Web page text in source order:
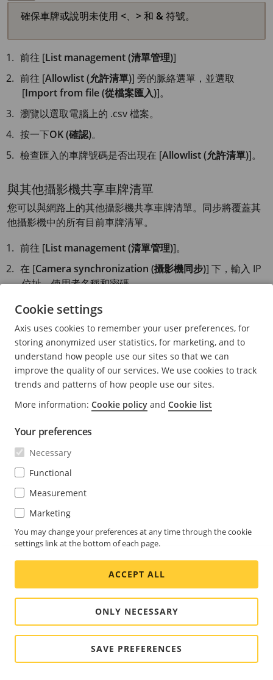
確保車牌或說明未使用 <、 >和 &符號。
前往 [List management (清單管理)]
前往 [Allowlist (允許清單)] 旁的脈絡選單，並選取
[Import from file (從檔案匯入)]。
瀏覽以選取電腦上的 .csv 檔案。
按一下OK (確認)。
檢查匯入的車牌號碼是否出現在 [Allowlist (允許清單)]。
與其他攝影機共享車牌清單
您可以與網路上的其他攝影機共享車牌清單。同步將覆蓋其
他攝影機中的所有目前車牌清單。
前往 [List management (清單管理)]。
在 [Camera synchronization (攝影機同步)] 下，輸入 IP
位址、使用者名稱和密碼。
按一下 [ +]。
按一下 [ Camera synchronization (攝影機同步)]。
檢查 [Last sync (上次同步)] 下面的日期和時間是否相應
地更新。
排程清單
用中狀態。若要排程清單：
前往 [List management (清單管理)
前往要排程的清單的清單選單。
在快顯選單中選取 [
選取開始和結束時間，以及清單作用的日期。
按一下 [Enabled (已啟用) ] 旁的按鈕。
按一下Save (儲存)。
額外設定
設定文字疊加
文字浮水印在即時影像中顯示以下事件資訊：weekday, mon
Cookie settings
Axis uses cookies to remember your user preferences, for
storing anonymized user statistics, for marketing, and to
understand how people use our sites so that we can
improve the quality of our services. We use cookies to track
trends and patterns of how people use our sites.
More information: Cookie policy and Cookie list
Your preferences
Necessary
Functional
Measurement
Marketing
You may change your preferences at any time through the cookie
settings link at the bottom of each page.
ACCEPT ALL
ONLY NECESSARY
SAVE PREFERENCES